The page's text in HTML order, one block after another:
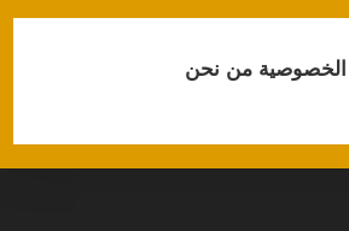
الخصوصيةمن نحن